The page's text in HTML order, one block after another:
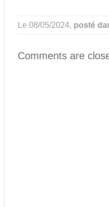
Le 08/05/2024, posté
Comments are